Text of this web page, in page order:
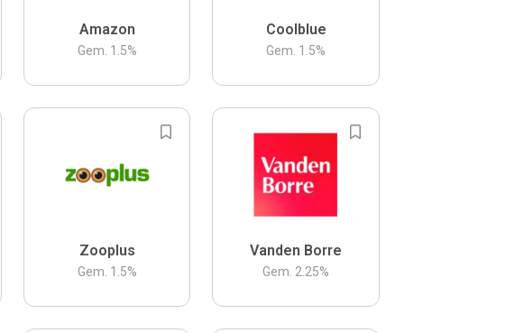
Amazon
Gem. 1.5%
Coolblue
Gem. 1.5%
Zooplus
Gem. 1.5%
Vanden Borre
Gem. 2.25%